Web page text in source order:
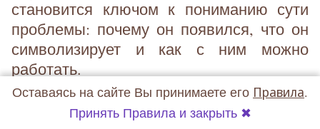
становится ключом к пониманию сути
проблемы: почему он появился, что он
символизирует и как с ним можно
работать.
Что происходит во время сеанса?
Оставаясь на сайте Вы принимаете его Правила.
Принять Правила и закрыть ✖